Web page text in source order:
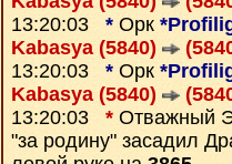
13:20:03 * Орк
Kabasya (5840)
13:20:03 * Орк
Kabasya (5840)
13:20:03 * Отважный
"за родину" засадил